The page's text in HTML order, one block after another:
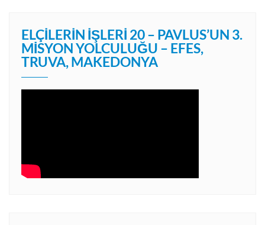
ELÇILERIN İŞLERI 20 – PAVLUS’UN 3.
MISYON YOLCULUĞU – EFES,
TRUVA, MAKEDONYA